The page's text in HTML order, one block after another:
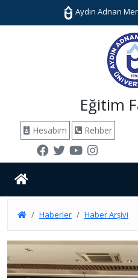
Aydın Adnan
Eğitim
Hesabım Rehber
Haberler Haber Arşivi